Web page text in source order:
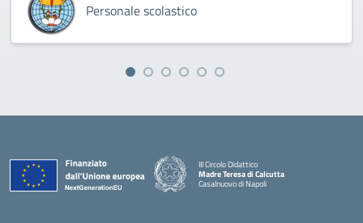
Personale scolastico
III Circolo Didattico
Madre Teresa di Calcutta
Casalnuovo di Napoli
— Visita la pagina iniziale della scuola